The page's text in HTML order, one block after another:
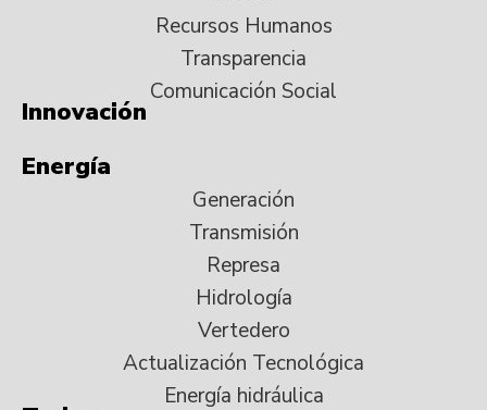
Recursos Humanos
Transparencia
Comunicación Social
Innovación
Energía
Generación
Transmisión
Represa
Hidrología
Vertedero
Actualización Tecnológica
Energía hidráulica